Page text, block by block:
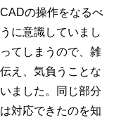
の操作をなるべ
に意識していまし
てしまうので、雑
え、気負うことな
ました。同じ部分
対応できたのを知